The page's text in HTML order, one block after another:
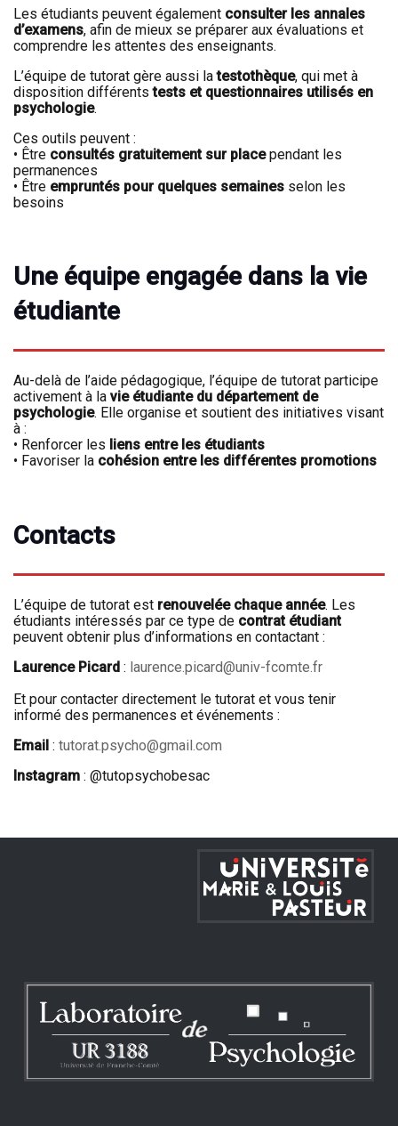
Les étudiants peuvent également consulter les annales
d’examens, afin de mieux se préparer aux évaluations et
comprendre les attentes des enseignants.
L’équipe de tutorat gère aussi latestothèque, qui met à
disposition différents tests et questionnaires utilisés en
psychologie.
Ces outils peuvent :
• Être consultés gratuitement sur placependant les
permanences
• Être empruntés pour quelques semaines selon les
besoins
Une équipe engagée dans la vie
étudiante
Au-delà de l’aide pédagogique, l’équipe de tutorat participe
activement à la vie étudiante du département de
psychologie. Elle organise et soutient des initiatives visant
à :
• Renforcer les liens entre les étudiants
• Favoriser la cohésion entre les différentes promotions
Contacts
L’équipe de tutorat est renouvelée chaque année. Les
étudiants intéressés par ce type de contrat étudiant
peuvent obtenir plus d’informations en contactant :
Laurence Picard : laurence.picard@univ-fcomte.fr
Et pour contacter directement le tutorat et vous tenir
informé des permanences et événements :
Email : tutorat.psycho@gmail.com
Instagram : @tutopsychobesac